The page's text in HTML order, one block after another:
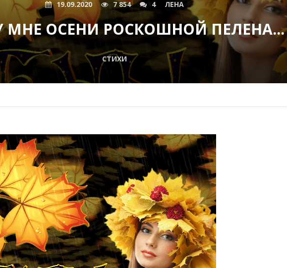
19.09.2020 7 854 4 ЛЕНА
МНЕ ОСЕНИ РОСКОШНОЙ ПЕЛЕНА...
СТИХИ